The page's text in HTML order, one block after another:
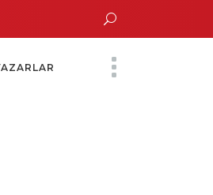
Ono Sergisi Özel Bir Davetle Açıldı